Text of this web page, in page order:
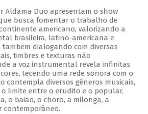
Aldama Duo apresentam o show
busca fomentar o trabalho de
americano, valorizando a
brasileira, latino-americana e
dialogando com diversas
timbres e texturas não
a voz instrumental revela infinitas
tecendo uma rede sonora com o
contempla diversos gêneros musicais,
limite entre o erudito e o popular,
o baião, o choro, a milonga, a
contemporâneo.